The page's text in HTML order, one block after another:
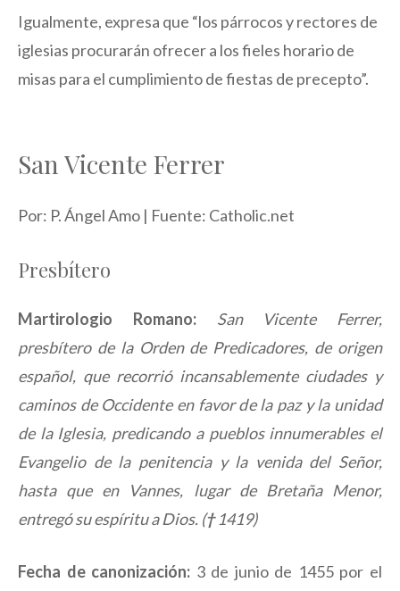
Igualmente, expresa que “los párrocos y rectores de
iglesias procurarán ofrecer a los fieles horario de
misas para el cumplimiento de fiestas de precepto”.
San Vicente Ferrer
Por: P. Ángel Amo | Fuente: Catholic.net
Presbítero
Martirologio Romano:
San Vicente Ferrer,
presbítero de la Orden de Predicadores, de origen
español, que recorrió incansablemente ciudades y
caminos de Occidente en favor de la paz y la unidad
de la Iglesia, predicando a pueblos innumerables el
Evangelio de la penitencia y la venida del Señor,
hasta que en Vannes, lugar de Bretaña Menor,
entregó su espíritu a Dios. (†1419)
Fecha de canonización: 3 de junio de 1455 por el